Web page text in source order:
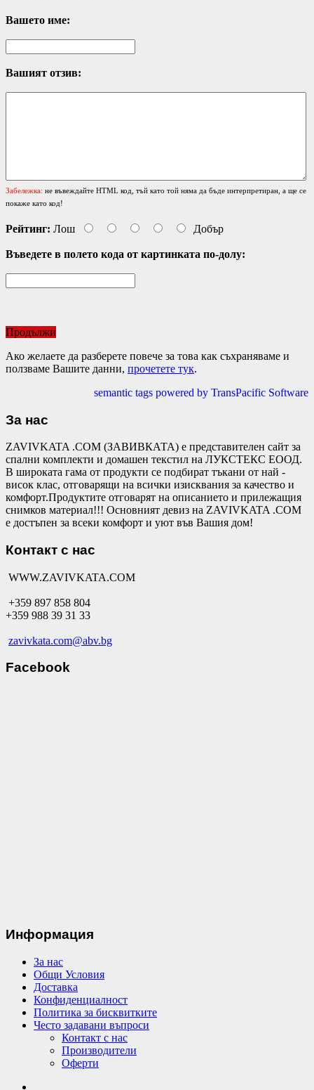
Вашето име:
Вашият отзив:
Забележка: не въвеждайте HTML код, тъй като той няма да бъде интерпретиран, а ще се
покаже като код!
Рейтинг: Лош Добър
Въведете в полето кода от картинката по-долу:
Продължи
Ако желаете да разберете повече за това как съхраняваме и
ползваме Вашите данни, прочетете тук.
semantic tags powered by TransPacific Software
За нас
ZAVIVKATA .COM (ЗАВИВКАТА) е представителен сайт за
спални комплекти и домашен текстил на ЛУКСТЕКС ЕООД.
В широката гама от продукти се подбират тъкани от най -
висок клас, отговарящи на всички изисквания за качество и
комфорт.Продуктите отговарят на описанието и прилежащия
снимков материал!!! Основният девиз на ZAVIVKATA .COM
е достъпен за всеки комфорт и уют във Вашия дом!
Контакт с нас
WWW.ZAVIVKATA.COM
+359 897 858 804
+359 988 39 31 33
zavivkata.com@abv.bg
Facebook
Информация
За нас
Общи Условия
Доставка
Конфиденциалност
Политика за бисквитките
Често задавани въпроси
Контакт с нас
Производители
Оферти